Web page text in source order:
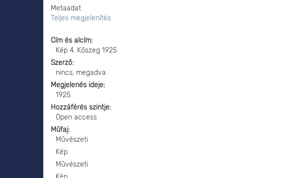
Metaadat
Teljes megjelenítés
Cím és alcím
Kép 4. Kőszeg 1925
Szerző
nincs, megadva
Megjelenés ideje
1925
Hozzáférés szintje
Open access
Műfaj
Művészeti
Kép
Művészeti